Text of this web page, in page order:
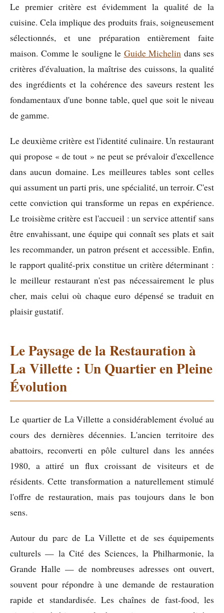
Le premier critère est évidemment la qualité de la
cuisine. Cela implique des produits frais, soigneusement
sélectionnés, et une préparation entièrement faite
maison. Comme le souligne le Guide Michelin dans ses
critères d'évaluation, la maîtrise des cuissons, la qualité
des ingrédients et la cohérence des saveurs restent les
fondamentaux d'une bonne table, quel que soit le niveau
de gamme.
Le deuxième critère est l'identité culinaire. Un restaurant
qui propose « de tout » ne peut se prévaloir d'excellence
dans aucun domaine. Les meilleures tables sont celles
qui assument un parti pris, une spécialité, un terroir. C'est
cette conviction qui transforme un repas en expérience.
Le troisième critère est l'accueil : un service attentif sans
être envahissant, une équipe qui connaît ses plats et sait
les recommander, un patron présent et accessible. Enfin,
le rapport qualité-prix constitue un critère déterminant :
le meilleur restaurant n'est pas nécessairement le plus
cher, mais celui où chaque euro dépensé se traduit en
plaisir gustatif.
Le Paysage de la Restauration à
La Villette : Un Quartier en Pleine
Évolution
Le quartier de La Villette a considérablement évolué au
cours des dernières décennies. L'ancien territoire des
abattoirs, reconverti en pôle culturel dans les années
1980, a attiré un flux croissant de visiteurs et de
résidents. Cette transformation a naturellement stimulé
l'offre de restauration, mais pas toujours dans le bon
sens.
Autour du parc de La Villette et de ses équipements
culturels — la Cité des Sciences, la Philharmonie, la
Grande Halle — de nombreuses adresses ont ouvert,
souvent pour répondre à une demande de restauration
rapide et standardisée. Les chaînes de fast-food, les